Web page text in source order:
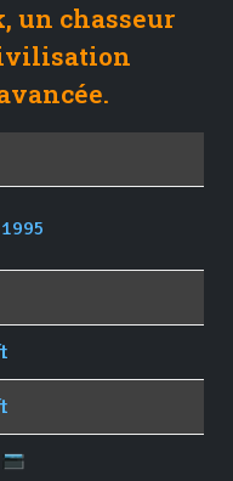
un chasseur
1995